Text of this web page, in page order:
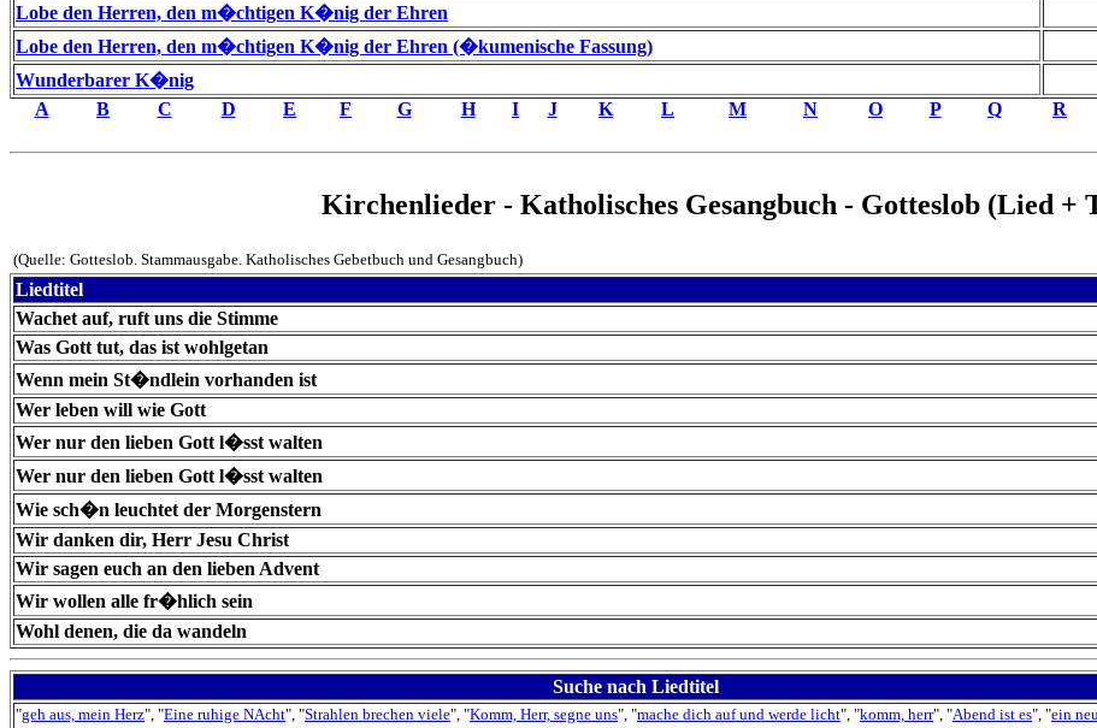
Lobe den Herren, den m�chtigen K�nig der Ehren
Lobe den Herren, den m�chtigen K�nig der Ehren (�kumenische Fassung)
Wunderbarer K�nig
A
B C D E F G H I J K L M N O P Q R
Kirchenlieder - Katholisches Gesangbuch - Gotteslob (Lied +
(Quelle: Gotteslob. Stammausgabe. Katholisches Gebetbuch und Gesangbuch)
Liedtitel
Wachet auf, ruft uns die Stimme
Was Gott tut, das ist wohlgetan
Wenn mein St�ndlein vorhanden ist
Wer leben will wie Gott
Wer nur den lieben Gott l�sst walten
Wer nur den lieben Gott l�sst walten
Wie sch�n leuchtet der Morgenstern
Wir danken dir, Herr Jesu Christ
Wir sagen euch an den lieben Advent
Wir wollen alle fr�hlich sein
Wohl denen, die da wandeln
Suche nach Liedtitel
"geh aus, mein Herz", "Eine ruhige NAcht", "Strahlen brechen viele", "Komm, Herr, segne uns", "mache dich auf und werde licht", "komm, herr", "Abend ist es", "ein